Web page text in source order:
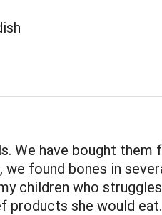
We have bought them
found bones in
children who
products she would